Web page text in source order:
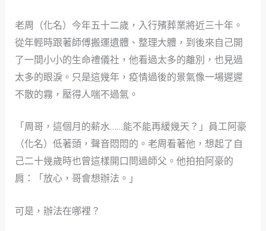
老周（化名）今年五十二歲，入行殯葬業將近三十年。
從年輕時跟著師傅搬運遺體、整理大體，到後來自己開
了一間小小的生命禮儀社，他看過太多的離別，也見過
太多的眼淚。只是這幾年，疫情過後的景氣像一場遲遲
不散的霧，壓得人喘不過氣。
「周哥，這個月的薪水……能不能再緩幾天？」員工阿豪
（化名）低著頭，聲音悶悶的。老周看著他，想起了自
己二十幾歲時也曾這樣開口問過師父。他拍拍阿豪的
肩：「放心，哥會想辦法。」
可是，辦法在哪裡？